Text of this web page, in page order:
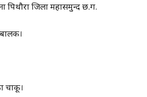
पिथौरा जिला महासमुन्द छ.ग.
चाकू।